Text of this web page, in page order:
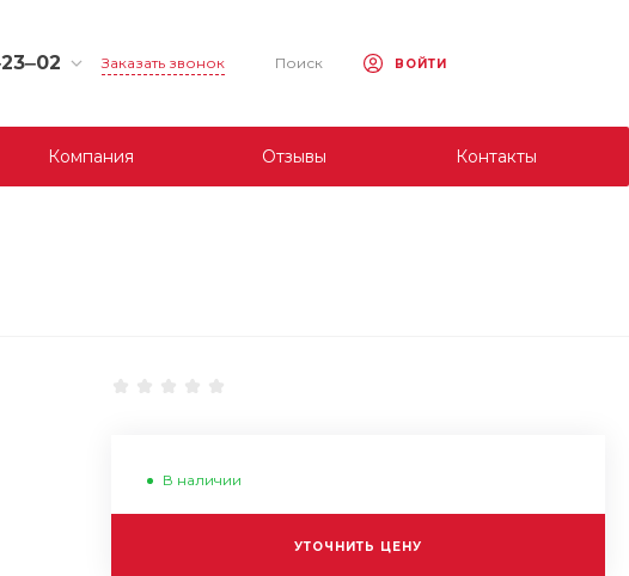
Заказать звонок Поиск ВОЙТИ
Компания Отзывы Контакты
В наличии
УТОЧНИТЬ ЦЕНУ